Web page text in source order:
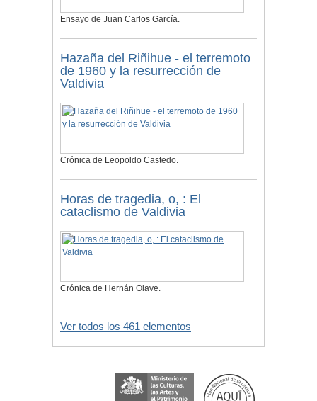
Ensayo de Juan Carlos García.
Hazaña del Riñihue - el terremoto
de 1960 y la resurrección de
Valdivia
Crónica de Leopoldo Castedo.
Horas de tragedia, o, : El
cataclismo de Valdivia
Crónica de Hernán Olave.
Ver todos los 461 elementos